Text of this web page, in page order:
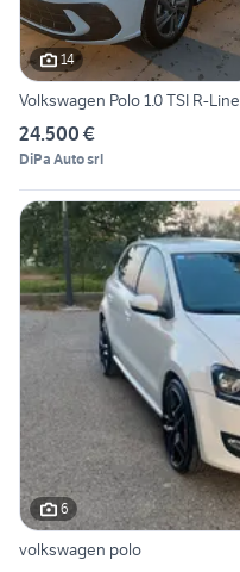
14
Volkswagen Polo 1.0 TSI R-Line
24.500 €
DiPa Auto srl
6
volkswagen polo